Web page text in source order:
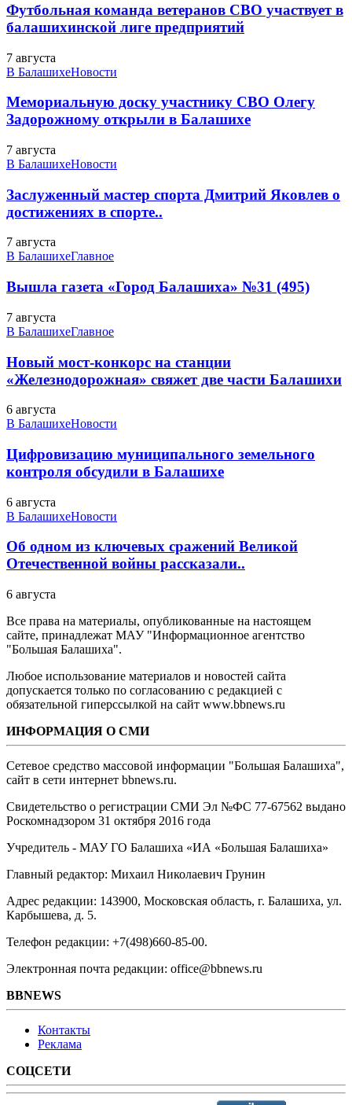
Футбольная команда ветеранов СВО участвует в
балашихинской лиге предприятий
7 августа
В БалашихеНовости
Мемориальную доску участнику СВО Олегу
Задорожному открыли в Балашихе
7 августа
В БалашихеНовости
Заслуженный мастер спорта Дмитрий Яковлев о
достижениях в спорте..
7 августа
В БалашихеГлавное
Вышла газета «Город Балашиха» №31 (495)
7 августа
В БалашихеГлавное
Новый мост-конкорс на станции
«Железнодорожная» свяжет две части Балашихи
6 августа
В БалашихеНовости
Цифровизацию муниципального земельного
контроля обсудили в Балашихе
6 августа
В БалашихеНовости
Об одном из ключевых сражений Великой
Отечественной войны рассказали..
6 августа
Все права на материалы, опубликованные на настоящем
сайте, принадлежат МАУ "Информационное агентство
"Большая Балашиха".
Любое использование материалов и новостей сайта
допускается только по согласованию с редакцией с
обязательной гиперссылкой на сайт www.bbnews.ru
ИНФОРМАЦИЯ О СМИ
Сетевое средство массовой информации "Большая Балашиха",
сайт в сети интернет bbnews.ru.
Свидетельство о регистрации СМИ Эл №ФС ‎77-67562 выдано
Роскомнадзором 31 октября 2016 года
Учредитель - МАУ ГО Балашиха «ИА «Большая Балашиха»
Главный редактор: Михаил Николаевич Грунин
Адрес редакции: 143900, Московская область, г. Балашиха, ул.
Карбышева, д. 5.
Телефон редакции: +7(498)660-85-00.
Электронная почта редакции: office@bbnews.ru
BBNEWS
Контакты
Реклама
СОЦСЕТИ